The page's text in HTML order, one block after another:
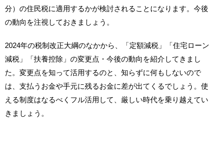
分）の住民税に適用するかが検討されることになります。今後
の動向を注視しておきましょう。
2024年の税制改正大綱のなかから、「定額減税」「住宅ローン
減税」「扶養控除」の変更点・今後の動向を紹介してきまし
た。変更点を知って活用するのと、知らずに何もしないので
は、支払うお金や手元に残るお金に差が出てくるでしょう。使
える制度はなるべくフル活用して、厳しい時代を乗り越えてい
きましょう。